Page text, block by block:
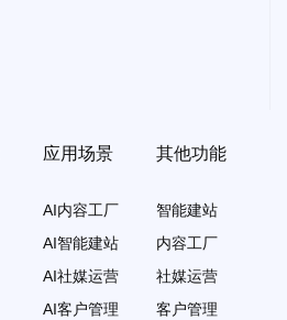
应用场景
AI内容工厂
AI智能建站
AI社媒运营
AI客户管理
其他功能
智能建站
内容工厂
社媒运营
客户管理